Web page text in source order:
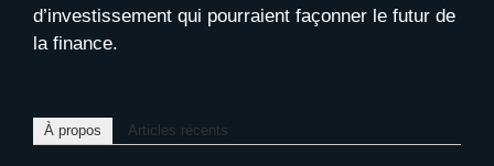
d’investissement qui pourraient façonner le futur de
la finance.
À propos Articles récents